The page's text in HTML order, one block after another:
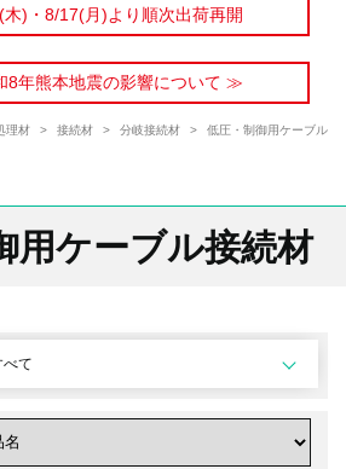
)・8/17(月)より順次出荷再開
8年熊本地震の影響について ≫
理材 > 接続材 > 分岐接続材 >
低圧・制御用ケーブル
用ケーブル接続材
べて